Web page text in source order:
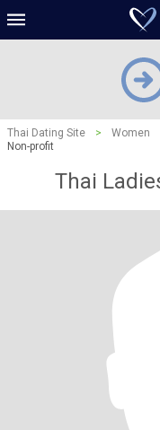
Thai Dating Site > Women
Non-profit
Thai